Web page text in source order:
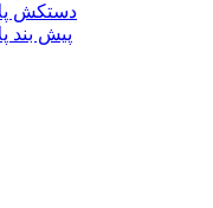
دستکش
پیش بند